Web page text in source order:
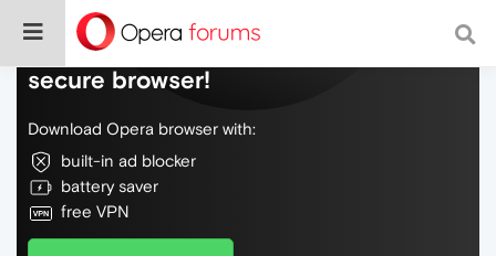
Do more on the web, with a fast and
secure browser!
Download Opera browser with:
built-in ad blocker
battery saver
free VPN